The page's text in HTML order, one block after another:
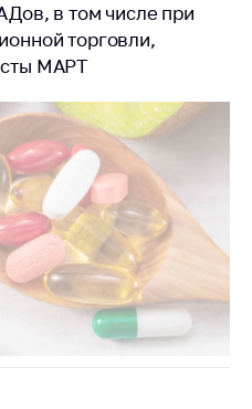
в том числе при
торговли,
МАРТ